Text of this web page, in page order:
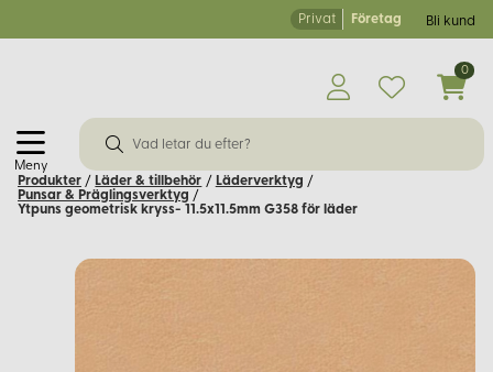
Privat Företag Bli kund
Meny
0
Produkter / Läder & tillbehör / Läderverktyg /
Punsar & Präglingsverktyg /
Ytpuns geometrisk kryss- 11.5x11.5mm G358 för läder